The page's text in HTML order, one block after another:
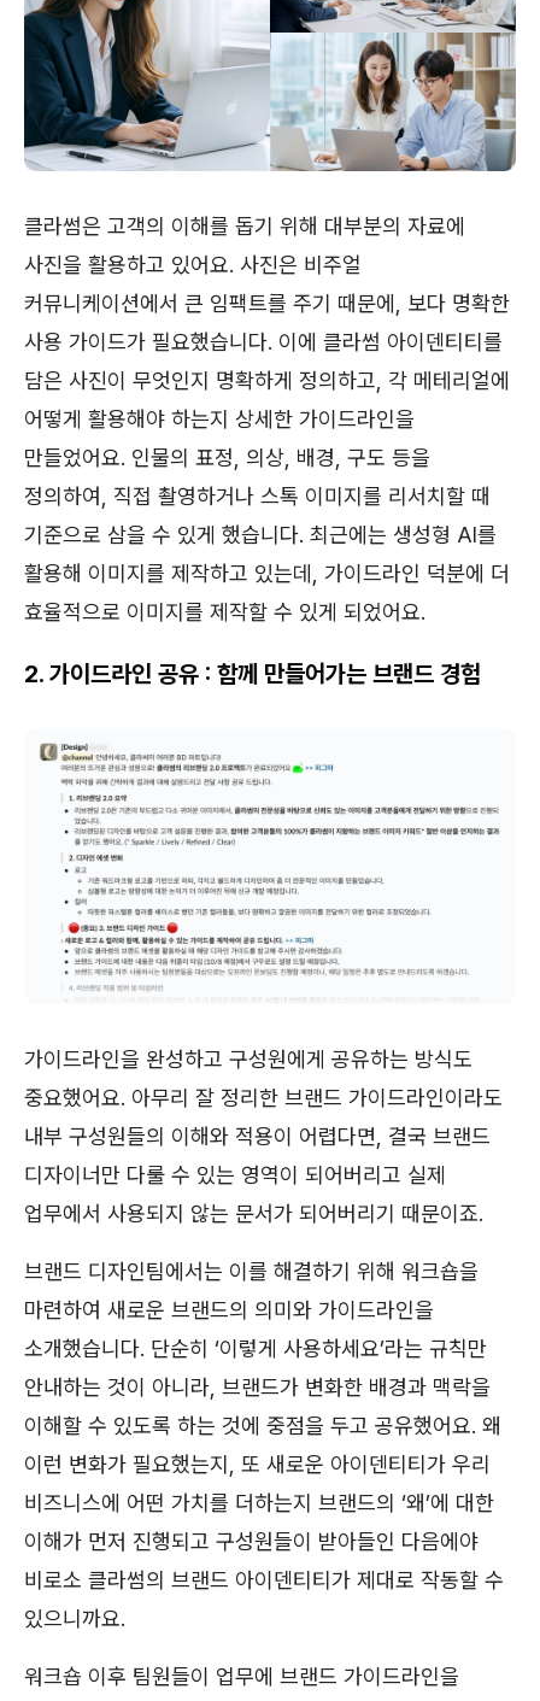
클라썸은 고객의 이해를 돕기 위해 대부분의 자료에
사진을 활용하고 있어요. 사진은 비주얼
커뮤니케이션에서 큰 임팩트를 주기 때문에, 보다 명확한
사용 가이드가 필요했습니다. 이에 클라썸 아이덴티티를
담은 사진이 무엇인지 명확하게 정의하고, 각 메테리얼에
어떻게 활용해야 하는지 상세한 가이드라인을
만들었어요. 인물의 표정, 의상, 배경, 구도 등을
정의하여, 직접 촬영하거나 스톡 이미지를 리서치할 때
기준으로 삼을 수 있게 했습니다. 최근에는 생성형 AI를
활용해 이미지를 제작하고 있는데, 가이드라인 덕분에 더
효율적으로 이미지를 제작할 수 있게 되었어요.
2. 가이드라인 공유 : 함께 만들어가는 브랜드 경험
가이드라인을 완성하고 구성원에게 공유하는 방식도
중요했어요. 아무리 잘 정리한 브랜드 가이드라인이라도
내부 구성원들의 이해와 적용이 어렵다면, 결국 브랜드
디자이너만 다룰 수 있는 영역이 되어버리고 실제
업무에서 사용되지 않는 문서가 되어버리기 때문이죠.
브랜드 디자인팀에서는 이를 해결하기 위해 워크숍을
마련하여 새로운 브랜드의 의미와 가이드라인을
소개했습니다. 단순히 ‘이렇게 사용하세요’라는 규칙만
안내하는 것이 아니라, 브랜드가 변화한 배경과 맥락을
이해할 수 있도록 하는 것에 중점을 두고 공유했어요. 왜
이런 변화가 필요했는지, 또 새로운 아이덴티티가 우리
비즈니스에 어떤 가치를 더하는지 브랜드의 ‘왜’에 대한
이해가 먼저 진행되고 구성원들이 받아들인 다음에야
비로소 클라썸의 브랜드 아이덴티티가 제대로 작동할 수
있으니까요.
워크숍 이후 팀원들이 업무에 브랜드 가이드라인을